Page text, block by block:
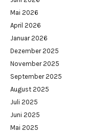
Mai 2026
April 2026
Januar 2026
Dezember 2025
November 2025
September 2025
August 2025
Juli 2025
Juni 2025
Mai 2025